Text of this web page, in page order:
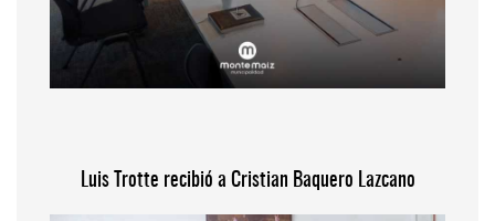
Luis Trotte recibió a Cristian Baquero Lazcano